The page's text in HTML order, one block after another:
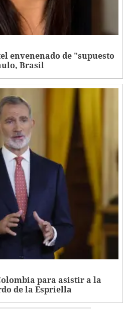
envenenado de "supuesto
Brasil
para asistir a la
de la Espriella